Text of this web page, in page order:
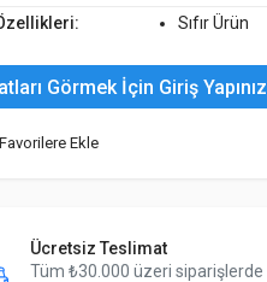
Sıfır Ürün
Görmek İçin Giriş Yapınız
Favorilere Ekle
Ücretsiz Teslimat
Tüm ₺30.000 üzeri siparişlerde